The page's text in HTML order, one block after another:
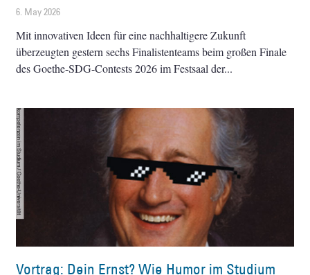
6. May 2026
Mit innovativen Ideen für eine nachhaltigere Zukunft
überzeugten gestern sechs Finalistenteams beim großen Finale
des Goethe-SDG-Contests 2026 im Festsaal der
Vortrag: Dein Ernst? Wie Humor im Studium